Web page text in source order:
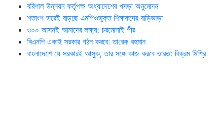
বরিশাল উন্নয়ন কর্তৃপক্ষ অধ্যাদেশের খসড়া অনুমোদন
শতাংশ হারেই বাড়ছে এমপিওভুক্ত শিক্ষকদের বাড়িভাড়া
৩০০ আসনই আমাদের লক্ষ্য: চরমোনাই পীর
বিএনপি একাই সরকার গঠন করবে: তা‌রেক রহমান
বাংলাদেশে যে সরকারই আসুক, তার সঙ্গে কাজ করবে ভারত: বিক্রম মিশ্রি